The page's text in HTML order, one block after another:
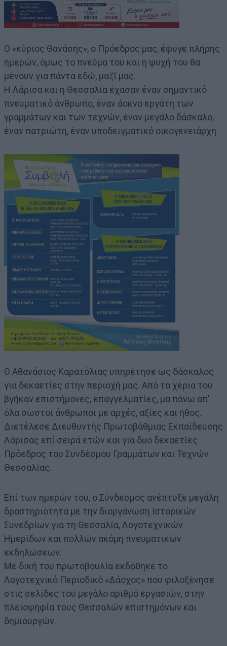
Ο «κύριος Θανάσης», ο Πρόεδρος μας, έφυγε πλήρης
ημερών, όμως το πνεύμα του και η ψυχή του θα
μένουν για πάντα εδώ, μαζί μας.
Η Λάρισα και η Θεσσαλία έχασαν έναν σημαντικό
πνευματικό άνθρωπο, έναν άοκνο εργάτη των
γραμμάτων και των τεχνών, έναν μεγάλο δάσκαλο,
έναν πατριώτη, έναν υποδειγματικό οικογενειάρχη.
Ο Αθανάσιος Καρατόλιας υπηρέτησε ως δάσκαλος
για δεκαετίες στην περιοχή μας. Από τα χέρια του
βγήκαν επιστήμονες, επαγγελματίες, μα πάνω απ’
όλα σωστοί άνθρωποι με αρχές, αξίες και ήθος.
Διετέλεσε Διευθυντής Πρωτοβάθμιας Εκπαίδευσης
Λάρισας επί σειρά ετών και για δυο δεκαετίες
Πρόεδρος του Συνδέσμου Γραμμάτων και Τεχνών
Θεσσαλίας.
Επί των ημερών του, ο Σύνδεσμος ανέπτυξε μεγάλη
δραστηριότητα με την διοργάνωση Ιστορικών
Συνεδρίων για τη Θεσσαλία, Λογοτεχνικών
Ημερίδων και πολλών ακόμη πνευματικών
εκδηλώσεων.
Με δική του πρωτοβουλία εκδόθηκε το
Λογοτεχνικό Περιοδικό «Δάοχος» που φιλοξένησε
στις σελίδες του μεγάλο αριθμό εργασιών, στην
πλειοψηφία τους Θεσσαλών επιστημόνων και
δημιουργών.